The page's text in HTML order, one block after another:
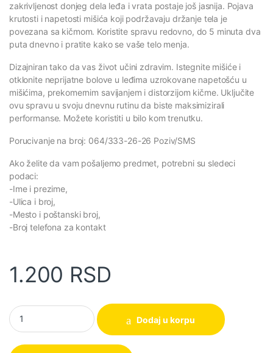
zakrivljenost donjeg dela leđa i vrata postaje još jasnija. Pojava
krutosti i napetosti mišića koji podržavaju držanje tela je
povezana sa kičmom. Koristite spravu redovno, do 5 minuta dva
puta dnevno i pratite kako se vaše telo menja.
Dizajniran tako da vas život učini zdravim. Istegnite mišiće i
otklonite neprijatne bolove u leđima uzrokovane napetošću u
mišićima, prekomernim savijanjem i distorzijom kičme. Uključite
ovu spravu u svoju dnevnu rutinu da biste maksimizirali
performanse. Možete koristiti u bilo kom trenutku.
Porucivanje na broj: 064/333-26-26 Poziv/SMS
Ako želite da vam pošaljemo predmet, potrebni su sledeci
podaci:
-Ime i prezime,
-Ulica i broj,
-Mesto i poštanski broj,
-Broj telefona za kontakt
1.200 RSD
Sprava za istezanje kičme quantity
Dodaj u korpu